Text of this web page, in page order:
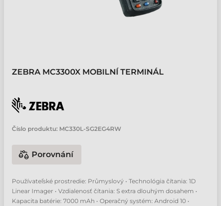
ZEBRA MC3300X MOBILNÍ TERMINÁL
Číslo produktu: MC330L-SG2EG4RW
Porovnání
Používateľské prostredie: Průmyslový • Technológia čítania: 1D
Linear Imager • Vzdialenosť čítania: S extra dlouhým dosahem •
Kapacita batérie: 7000 mAh • Operačný systém: Android 10 •